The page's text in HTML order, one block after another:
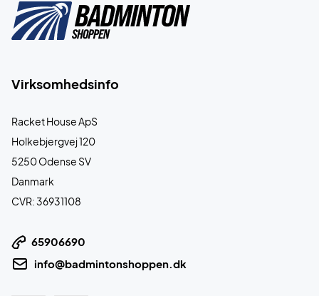
Virksomhedsinfo
Racket House ApS
Holkebjergvej 120
5250 Odense SV
Danmark
CVR: 36931108
65906690
info@badmintonshoppen.dk